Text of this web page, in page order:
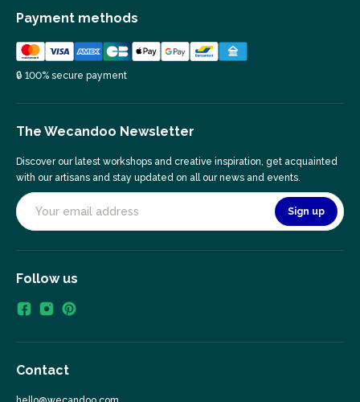
Payment methods
🔒 100% secure payment
The Wecandoo Newsletter
Discover our latest workshops and creative inspiration, get acquainted
with our artisans and stay updated on all our news and events.
Sign up
Follow us
Contact